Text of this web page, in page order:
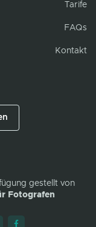
Tarife
FAQs
Kontakt
gestellt von
Fotografen